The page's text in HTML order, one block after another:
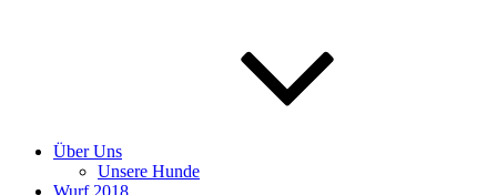
Über Uns
Unsere Hunde
Wurf 2018